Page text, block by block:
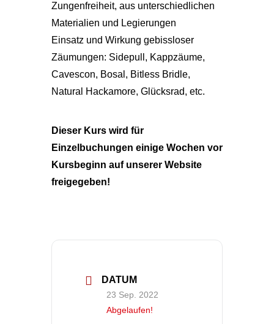
Zungenfreiheit, aus unterschiedlichen
Materialien und Legierungen
Einsatz und Wirkung gebissloser
Zäumungen: Sidepull, Kappzäume,
Cavescon, Bosal, Bitless Bridle,
Natural Hackamore, Glücksrad, etc.
Dieser Kurs wird für
Einzelbuchungen einige Wochen vor
Kursbeginn auf unserer Website
freigegeben!
DATUM
23 Sep. 2022
Abgelaufen!